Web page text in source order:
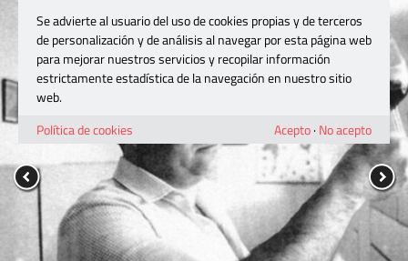
Se advierte al usuario del uso de cookies propias y de terceros
de personalización y de análisis al navegar por esta página web
para mejorar nuestros servicios y recopilar información
estrictamente estadística de la navegación en nuestro sitio
web.
Política de cookies
Acepto· No acepto